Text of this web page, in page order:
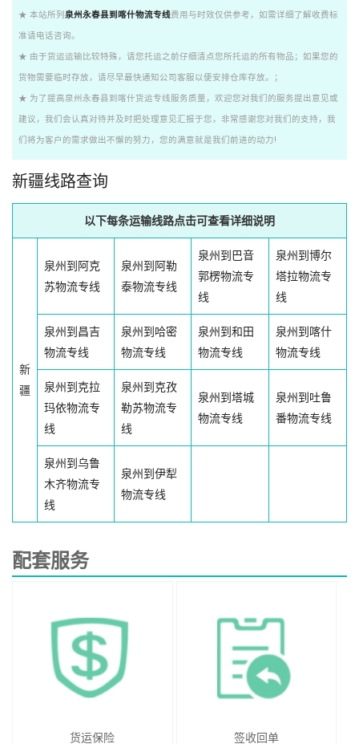
★ 本站所列 泉州永春县到喀什物流专线费用与时效仅供参考，如需详细了解收费标
准请电话咨询。
★ 由于货运运输比较特殊，请您托运之前仔细清点您所托运的所有物品；如果您的
货物需要临时存放，请尽早最快通知公司客服以便安排仓库存放。；
★ 为了提高泉州永春县到喀什货运专线服务质量，欢迎您对我们的服务提出意见或
建议，我们会认真对待并及时把处理意见汇报于您，非常感谢您对我们的支持，我
们将为客户的需求做出不懈的努力，您的满意就是我们前进的动力!
新疆线路查询
以下每条运输线路点击可查看详细说明
新
疆
泉州到阿克
苏物流专线
泉州到阿勒
泰物流专线
泉州到巴音
郭楞物流专
线
泉州到博尔
塔拉物流专
线
泉州到昌吉
物流专线
泉州到哈密
物流专线
泉州到和田
物流专线
泉州到喀什
物流专线
泉州到克拉
玛依物流专
线
泉州到克孜
勒苏物流专
线
泉州到塔城
物流专线
泉州到吐鲁
番物流专线
泉州到乌鲁
木齐物流专
线
泉州到伊犁
物流专线
配套服务
货运保险 签收回单